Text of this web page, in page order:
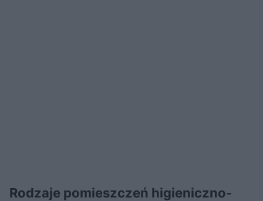
Rodzaje pomieszczeń higieniczno-